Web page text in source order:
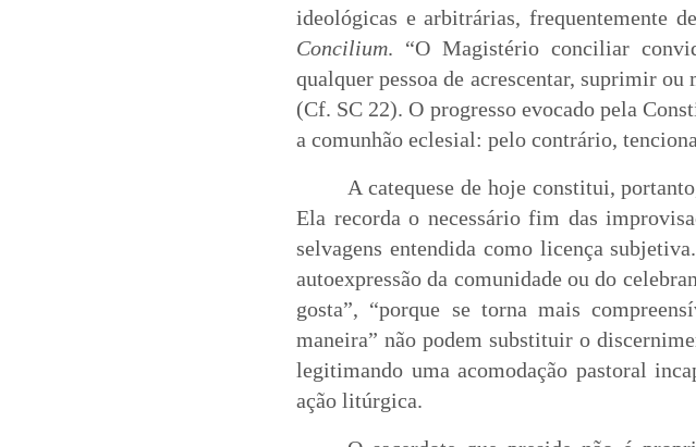
ideológicas e arbitrárias, frequentemente
Concilium. “O Magistério conciliar
qualquer pessoa de acrescentar, suprimir
(Cf. SC 22). O progresso evocado pela
a comunhão eclesial: pelo contrário,
A catequese de hoje constitui,
Ela recorda o necessário fim das
selvagens entendida como licença
autoexpressão da comunidade ou do
gosta”, “porque se torna mais
maneira” não podem substituir o
legitimando uma acomodação pastoral
ação litúrgica.